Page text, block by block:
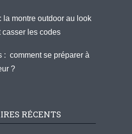
la montre outdoor au look
casser les codes
: comment se préparer à
?
RÉCENTS